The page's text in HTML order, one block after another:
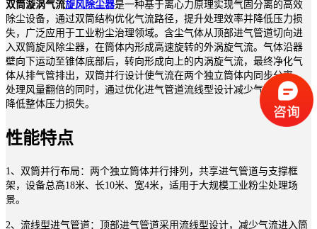
双筒漩涡气流旋风除尘器是一种基于离心力原理实现气固分离的高效
除尘设备，通过双筒结构优化气流路径，提升处理效率并降低压力损
失，广泛应用于工业粉尘治理领域。含尘气体从顶部进气管道切向进
入双筒旋风除尘器，在筒体内形成高速旋转的外涡旋气流。气体沿器
壁向下运动至锥体底部后，转向形成向上的内涡旋气流，最终净化气
体从排气管排出，双筒并行设计使气流在两个独立筒体内同步分离，
处理风量翻倍的同时，通过优化进气管道流线型设计减少气流阻力，
降低整体压力损失。
性能特点
1、双筒并行布局：两个独立筒体并行排列，共享进气管道与支撑框
架，设备总高18米、长10米、宽4米，适用于大规模工业粉尘处理场
景。
2、流线型进气管道：顶部进气管道采用流线型设计，减少气流进入筒